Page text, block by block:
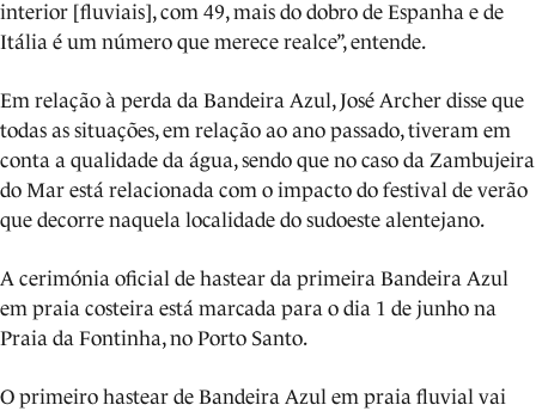
interior [fluviais], com 49, mais do dobro de Espanha e de
Itália é um número que merece realce”, entende.
Em relação à perda da Bandeira Azul, José Archer disse que
todas as situações, em relação ao ano passado, tiveram em
conta a qualidade da água, sendo que no caso da Zambujeira
do Mar está relacionada com o impacto do festival de verão
que decorre naquela localidade do sudoeste alentejano.
A cerimónia oficial de hastear da primeira Bandeira Azul
em praia costeira está marcada para o dia 1 de junho na
Praia da Fontinha, no Porto Santo.
O primeiro hastear de Bandeira Azul em praia fluvial vai